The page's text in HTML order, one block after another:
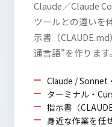
Claude／Claude
ツールとの違いを
示書（
通言語"を作ります。
Claude / Sonnet
ターミナル・
指示書（
身近な作業を任